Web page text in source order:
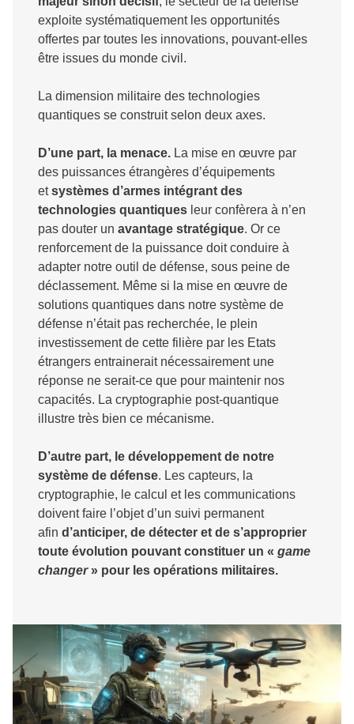
exploite systématiquement les opportunités
offertes par toutes les innovations, pouvant-elles
être issues du monde civil.
La dimension militaire des technologies
quantiques se construit selon deux axes.
D’une part, la menace. La mise en œuvre par
des puissances étrangères d’équipements
etsystèmes d’armes intégrant des
technologies quantiques leur confèrera à n’en
pas douter un avantage stratégique. Or ce
renforcement de la puissance doit conduire à
adapter notre outil de défense, sous peine de
déclassement. Même si la mise en œuvre de
solutions quantiques dans notre système de
défense n’était pas recherchée, le plein
investissement de cette filière par les Etats
étrangers entrainerait nécessairement une
réponse ne serait-ce que pour maintenir nos
capacités. La cryptographie post-quantique
illustre très bien ce mécanisme.
D’autre part, le développement de notre
système de défense. Les capteurs, la
cryptographie, le calcul et les communications
doivent faire l’objet d’un suivi permanent
afin d’anticiper, de détecter et de s’approprier
toute évolution pouvant constituer un « game
changer» pour les opérations militaires.